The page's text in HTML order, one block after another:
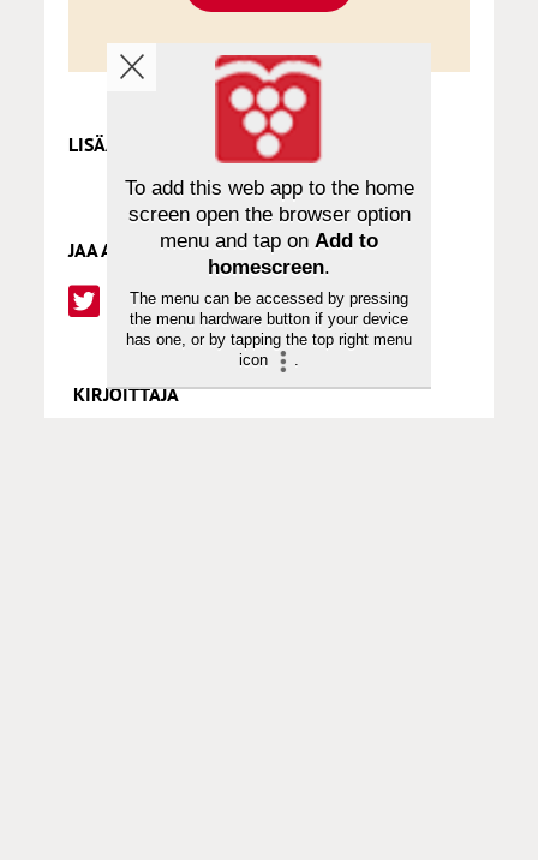
KIRJOITTAJA
LISÄÄ AIHEPIIRISTÄ
JAA ARTIKKELI
To add this web app to the home
screen open the browser option
menu and tap on Add to
homescreen.
The menu can be accessed by pressing
the menu hardware button if your device
has one, or by tapping the top right menu
icon
.